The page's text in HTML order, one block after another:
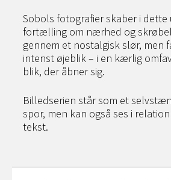
Sobols fotografier skaber i dette
fortælling om nærhed og
gennem et nostalgisk slør, men
intenst øjeblik – i en kærlig
blik, der åbner sig.
Billedserien står som et
spor, men kan også ses i
tekst.